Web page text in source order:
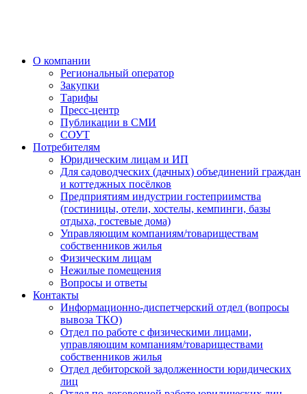
О компании
Региональный оператор
Закупки
Тарифы
Пресс-центр
Публикации в СМИ
СОУТ
Потребителям
Юридическим лицам и ИП
Для садоводческих (дачных) объединений граждан
и коттеджных посёлков
Предприятиям индустрии гостеприимства
(гостиницы, отели, хостелы, кемпинги, базы
отдыха, гостевые дома)
Управляющим компаниям/товариществам
собственников жилья
Физическим лицам
Нежилые помещения
Вопросы и ответы
Контакты
Информационно-диспетчерский отдел (вопросы
вывоза ТКО)
Отдел по работе с физическими лицами,
управляющим компаниям/товариществами
собственников жилья
Отдел дебиторской задолженности юридических
лиц